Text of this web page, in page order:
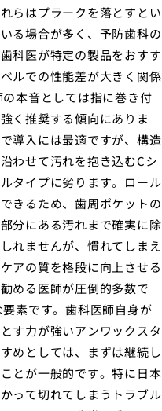
らはプラークを落とすとい
る場合が多く、予防歯科の
科医が特定の製品をおすす
ルでの性能差が大きく関係
本音としては指に巻き付
く推奨する傾向にありま
導入には最適ですが、構造
わせて汚れを抱き込むCシ
タイプに劣ります。ロール
きるため、歯周ポケットの
分にある汚れまで確実に除
れませんが、慣れてしまえ
アの質を格段に向上させる
める医師が圧倒的多数で
素です。歯科医師自身が
す力が強いアンワックスタ
めとしては、まずは継続し
とが一般的です。特に日本
って切れてしまうトラブル